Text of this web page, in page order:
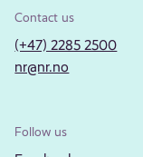
Contact us
(+47) 2285 2500
nr@nr.no
Follow us